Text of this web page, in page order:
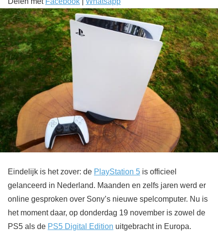
Eindelijk is het zover: de PlayStation 5 is officieel
gelanceerd in Nederland. Maanden en zelfs jaren werd er
online gesproken over Sony’s nieuwe spelcomputer. Nu is
het moment daar, op donderdag 19 november is zowel de
PS5 als de PS5 Digital Edition uitgebracht in Europa.